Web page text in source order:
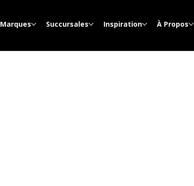
Marques Succursales Inspiration À Propos